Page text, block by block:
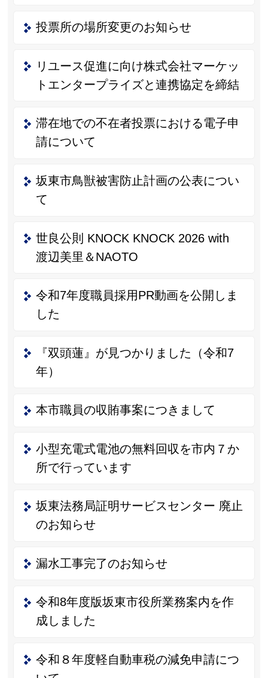
投票所の場所変更のお知らせ
リユース促進に向け株式会社マーケッ
トエンタープライズと連携協定を締結
滞在地での不在者投票における電子申
請について
坂東市鳥獣被害防止計画の公表につい
て
世良公則 KNOCK KNOCK 2026 with
渡辺美里＆NAOTO
令和7年度職員採用PR動画を公開しま
した
『双頭蓮』が見つかりました（令和7
年）
本市職員の収賄事案につきまして
小型充電式電池の無料回収を市内７か
所で行っています
坂東法務局証明サービスセンター 廃止
のお知らせ
漏水工事完了のお知らせ
令和8年度版坂東市役所業務案内を作
成しました
令和８年度軽自動車税の減免申請につ